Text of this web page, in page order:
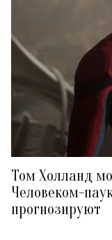
Том Холланд
Человеком-
прогнозируют